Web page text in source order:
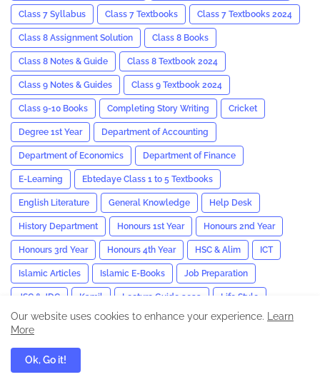
Class 7 Syllabus Class 7 Textbooks Class 7 Textbooks 2024
Class 8 Assignment Solution Class 8 Books
Class 8 Notes & Guide Class 8 Textbook 2024
Class 9 Notes & Guides Class 9 Textbook 2024
Class 9-10 Books Completing Story Writing Cricket
Degree 1st Year Department of Accounting
Department of Economics Department of Finance
E-Learning Ebtedaye Class 1 to 5 Textbooks
English Literature General Knowledge Help Desk
History Department Honours 1st Year Honours 2nd Year
Honours 3rd Year Honours 4th Year HSC & Alim ICT
Islamic Articles Islamic E-Books Job Preparation
JSC & JDC Kamil Lecture Guide 2023 Life Style
M.A English Masters ICT Suggestion And Answer
Our website uses cookies to enhance your experience.
Learn
More
Ok, Go it!